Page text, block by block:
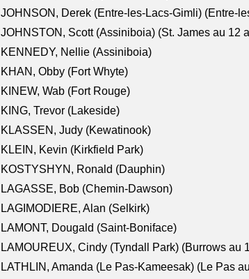
JOHNSON, Derek (Entre-les-Lacs-Gimli) (Entre-
JOHNSTON, Scott (Assiniboia) (St. James au 12
KENNEDY, Nellie (Assiniboia)
KHAN, Obby (Fort Whyte)
KINEW, Wab (Fort Rouge)
KING, Trevor (Lakeside)
KLASSEN, Judy (Kewatinook)
KLEIN, Kevin (Kirkfield Park)
KOSTYSHYN, Ronald (Dauphin)
LAGASSE, Bob (Chemin-Dawson)
LAGIMODIERE, Alan (Selkirk)
LAMONT, Dougald (Saint-Boniface)
LAMOUREUX, Cindy (Tyndall Park) (Burrows au
LATHLIN, Amanda (Le Pas-Kameesak) (Le Pas